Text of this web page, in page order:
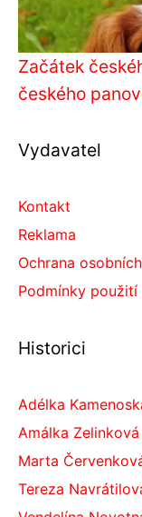
Začátek
českého
Vydavatel
Kontakt
Reklama
Ochrana
Podmínky použití
Historici
Adélka
Amálka Zelinková
Marta
Tereza